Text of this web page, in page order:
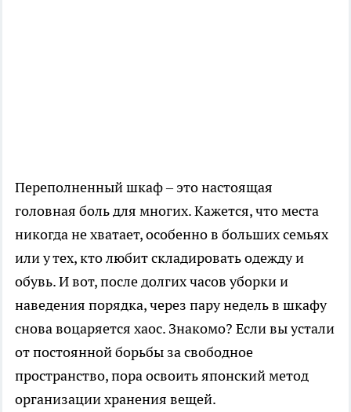
Переполненный шкаф – это настоящая
головная боль для многих. Кажется, что места
никогда не хватает, особенно в больших семьях
или у тех, кто любит складировать одежду и
обувь. И вот, после долгих часов уборки и
наведения порядка, через пару недель в шкафу
снова воцаряется хаос. Знакомо? Если вы устали
от постоянной борьбы за свободное
пространство, пора освоить японский метод
организации хранения вещей.